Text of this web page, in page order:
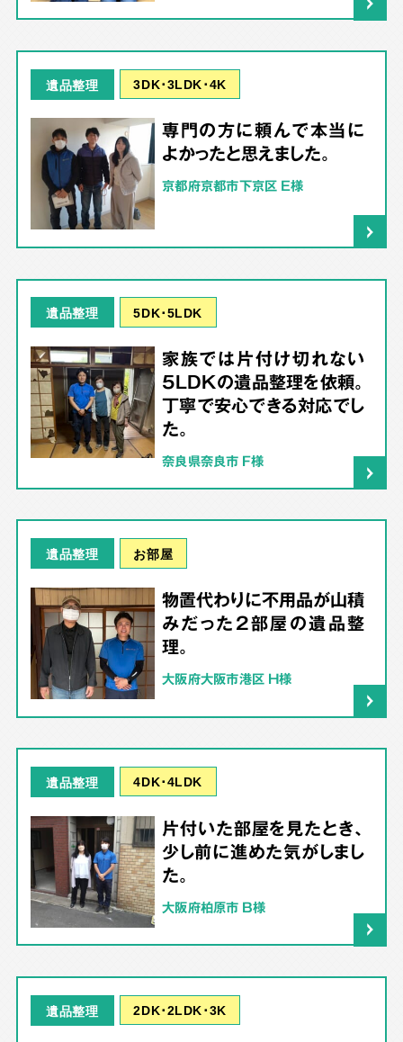
遺品整理 3DK･3LDK･4K
専門の方に頼んで本当に
よかったと思えました。
京都府京都市下京区 E様
遺品整理 5DK･5LDK
家族では片付け切れない
5LDKの遺品整理を依頼。
丁寧で安心できる対応でし
た。
奈良県奈良市 F様
遺品整理 お部屋
物置代わりに不用品が山積
みだった2部屋の遺品整
理。
大阪府大阪市港区 H様
遺品整理 4DK･4LDK
片付いた部屋を見たとき、
少し前に進めた気がしまし
た。
大阪府柏原市 B様
遺品整理 2DK･2LDK･3K